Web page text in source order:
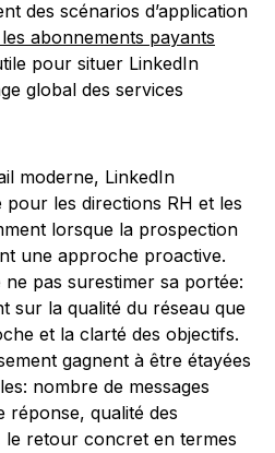
des scénarios d’application
abonnements payants
pour situer LinkedIn
global des services
moderne, LinkedIn
les directions RH et les
lorsque la prospection
une approche proactive.
pas surestimer sa portée:
sur la qualité du réseau que
et la clarté des objectifs.
gagnent à être étayées
nombre de messages
réponse, qualité des
retour concret en termes